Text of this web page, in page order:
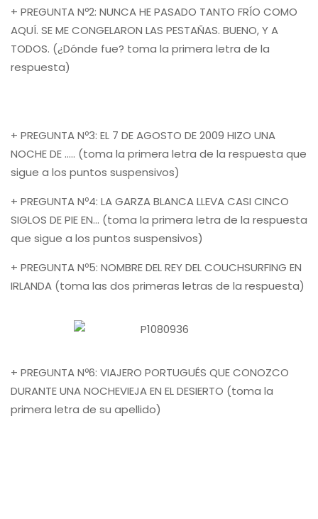
+ PREGUNTA Nº2: NUNCA HE PASADO TANTO FRÍO COMO
AQUÍ. SE ME CONGELARON LAS PESTAÑAS. BUENO, Y A
TODOS. (¿Dónde fue? toma la primera letra de la
respuesta)
+ PREGUNTA Nº3: EL 7 DE AGOSTO DE 2009 HIZO UNA
NOCHE DE ….. (toma la primera letra de la respuesta que
sigue a los puntos suspensivos)
+ PREGUNTA Nº4: LA GARZA BLANCA LLEVA CASI CINCO
SIGLOS DE PIE EN… (toma la primera letra de la respuesta
que sigue a los puntos suspensivos)
+ PREGUNTA Nº5: NOMBRE DEL REY DEL COUCHSURFING EN
IRLANDA (toma las dos primeras letras de la respuesta)
+ PREGUNTA Nº6: VIAJERO PORTUGUÉS QUE CONOZCO
DURANTE UNA NOCHEVIEJA EN EL DESIERTO (toma la
primera letra de su apellido)